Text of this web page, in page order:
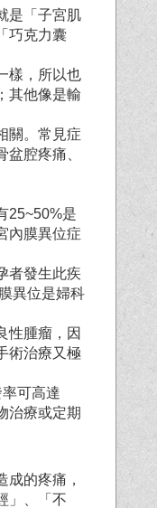
是「子宮肌
巧克力囊
樣，所以也
其他像是輸
關。常見症
腔疼痛、
25~50%是
內膜異位症
者發生此疾
異位是婦科
性腫瘤，因
術治療又極
可高達
治療或定期
成的疼痛，
」、「不